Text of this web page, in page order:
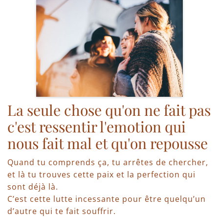
La seule chose qu'on ne fait pas
c'est ressentir l'emotion qui
nous fait mal et qu'on repousse
Quand tu comprends ça, tu arrêtes de chercher,
et là tu trouves cette paix et la perfection qui
sont déjà là.
C’est cette lutte incessante pour être quelqu’un
d’autre qui te fait souffrir.